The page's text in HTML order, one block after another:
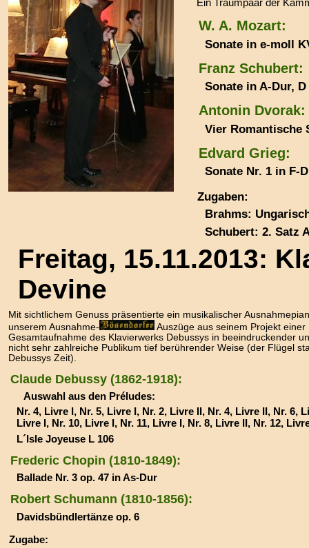
Ein Traumpaar der
W. A. Mozart:
Sonate in e-moll
Franz Schubert:
Sonate in A-Dur, D
Antonin Dvorak:
Vier Romantische
Edvard Grieg:
Sonate Nr. 1 in F-
Zugaben:
Brahms:
Schubert: 2. Satz
Freitag, 15.11.2013:
Devine
Mit sichtlichem Genuss präsentierte ein musikalischer
unserem Ausnahme-
Auszüge aus seinem Projekt einer
Gesamtaufnahme des Klavierwerks Debussys in beeindruckender
nicht sehr zahlreiche Publikum tief berührender Weise (der Flügel
Debussys Zeit).
Claude Debussy (1862-1918):
Auswahl aus den Préludes:
Nr. 4, Livre I, Nr. 5, Livre I, Nr. 2, Livre II, Nr. 4, Livre II, Nr. 6,
Livre I, Nr. 10, Livre I, Nr. 11, Livre I, Nr. 8, Livre II, Nr. 12,
L´Isle Joyeuse L 106
Frederic Chopin (1810-1849):
Ballade Nr. 3 op. 47 in As-Dur
Robert Schumann (1810-1856):
Davidsbündlertänze op. 6
Zugabe: